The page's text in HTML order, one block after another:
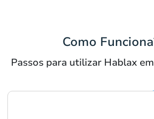
Como
Passos para utilizar Hablax